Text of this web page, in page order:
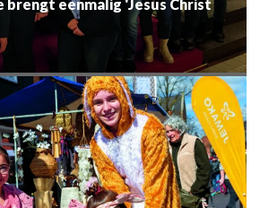
eenmalig 'Jesus Christ